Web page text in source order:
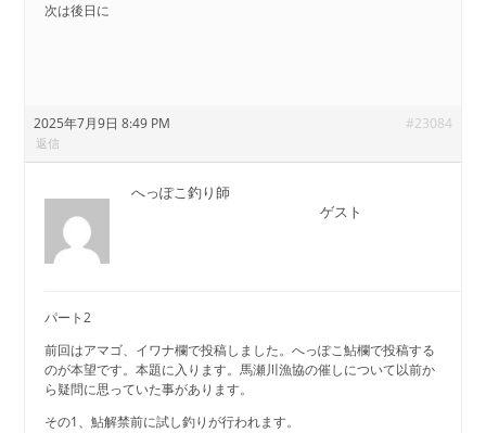
次は後日に
2025年7月9日 8:49 PM #23084
返信
へっぽこ釣り師
ゲスト
パート2
前回はアマゴ、イワナ欄で投稿しました。へっぽこ鮎欄で投稿する
のが本望です。本題に入ります。馬瀬川漁協の催しについて以前か
ら疑問に思っていた事があります。
その1、鮎解禁前に試し釣りが行われます。